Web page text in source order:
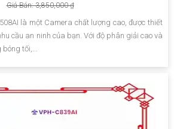
Giá Bán: 3,850,000 ₫
là một Camera chất lượng cao, được thiết
cầu an ninh của bạn. Với độ phân giải cao và
tối,...